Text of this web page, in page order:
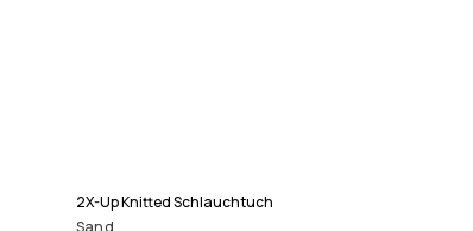
2X-Up Knitted Schlauchtuch
Sand